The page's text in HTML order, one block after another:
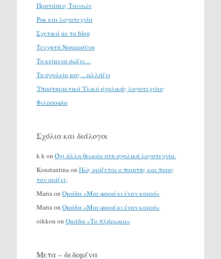
Προτάσεις Ταινιών
Ροκ και λογοτεχνία
Σχετικά με το blog
Τενχητή Νοημοσύνη
Το κείμενο σώζει…
Το σχολείο μας…αλλάζει
Υποστηρικτικό Υλικό σχολικής λογοτεχνίας
Φιλοσοφία
Σχόλια και διάλογοι
k k on Όχι άλλη θεωρία στη σχολική λογοτεχνία.
Konstantina on Πώς ορίζεται ο ποιητής και ποιος
τον ορίζει;
Maria on Ομάδα «Μια φορά κι έναν καιρό»
Maria on Ομάδα «Μια φορά κι έναν καιρό»
oikkon on Ομάδα «Το πλήρωμα»
Μετα – δεδομένα